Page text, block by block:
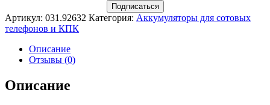
Артикул: 031.92632 Категория: Аккумуляторы для сотовых
телефонов и КПК
Описание
Отзывы (0)
Описание